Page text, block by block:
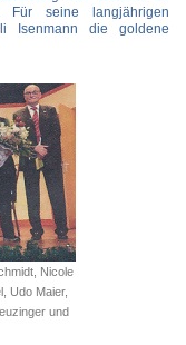
Für seine langjährigen
Isenmann die goldene
Nicole
Udo Maier,
und